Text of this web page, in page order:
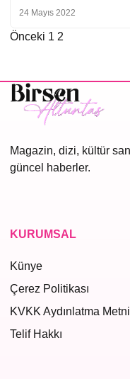
24 Mayıs 2022
Yazı
Önceki 1 2
Magazin, dizi, kültür
güncel haberler.
KURUMSAL
Künye
Çerez Politikası
KVKK Aydınlatma Metni
Telif Hakkı